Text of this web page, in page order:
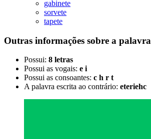
gabinete
sorvete
tapete
Outras informações sobre a palavra
Possui: 8 letras
Possui as vogais: e i
Possui as consoantes: c h r t
A palavra escrita ao contrário: eteriehc